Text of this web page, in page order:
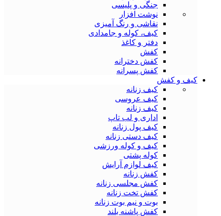
جنگی و پلیسی
نوشت افزار
نقاشی و رنگ آمیزی
کیف، کوله و جامدادی
دفتر و کاغذ
کفش
کفش دخترانه
کفش پسرانه
کیف و کفش
کیف زنانه
کیف عروسی
کیف زنانه
اداری و لب تاپ
کیف پول زنانه
کیف دستی زنانه
کیف و کوله ورزشی
کوله پشتی
کیف لوازم آرایش
کفش زنانه
کفش مجلسی زنانه
کفش تخت زنانه
بوت و نیم بوت زنانه
کفش پاشنه بلند